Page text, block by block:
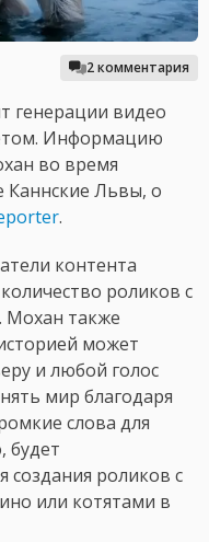
2 комментария
генерации видео
Информацию
во время
Каннские Львы, о
.
контента
роликов с
Мохан также
может
и любой голос
мир благодаря
слова для
будет
создания роликов с
или котятами в